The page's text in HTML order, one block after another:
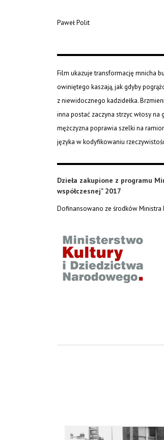
Paweł Polit
Film ukazuje transformację mnicha
owiniętego kaszają, jak gdyby
z niewidocznego kadzidełka.
inna postać zaczyna strzyc włosy
mężczyzna poprawia szelki na
języka w kodyfikowaniu
Dzieła zakupione z programu
współczesnej" 2017
Dofinansowano ze środków